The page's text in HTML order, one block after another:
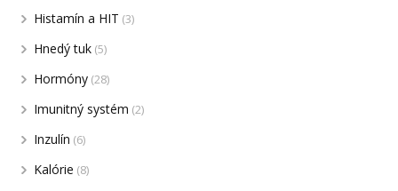
Histamín a HIT (3)
Hnedý tuk (5)
Hormóny (28)
Imunitný systém (2)
Inzulín (6)
Kalórie (8)